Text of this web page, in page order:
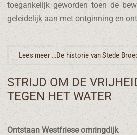
toegankelijk geworden toen de
geleidelijk aan met ontginning en
Lees meer …De historie van Stede
STRIJD OM DE
TEGEN HET WATER
Ontstaan Westfriese omringdijk